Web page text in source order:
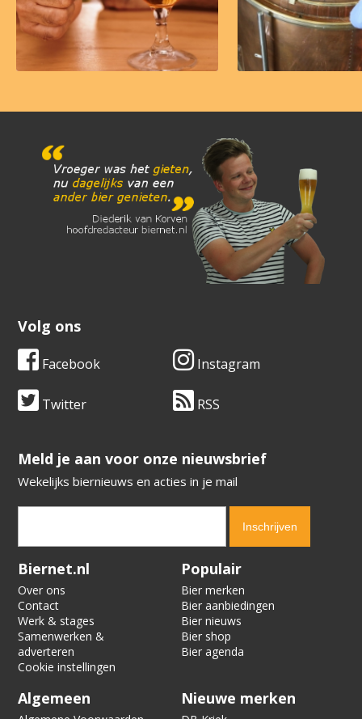
Volg ons
Facebook Instagram
Twitter RSS
​​​​​​​Meld je aan voor onze nieuwsbrief
Wekelijks biernieuws en acties in je mail
Verification code:
Biernet.nl
Over ons
Contact
Werk & stages
Samenwerken &
adverteren
Cookie instellingen
Populair
Bier merken
Bier aanbiedingen
Bier nieuws
Bier shop
Bier agenda
Algemeen Nieuwe merken